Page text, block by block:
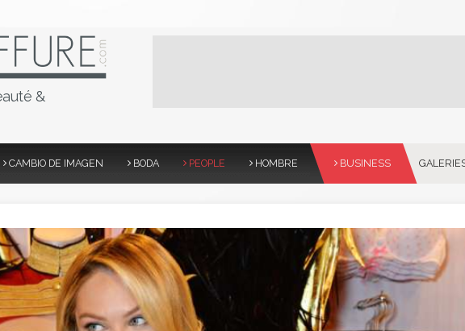
&
CAMBIO DE IMAGEN BODA PEOPLE HOMBRE BUSINESS